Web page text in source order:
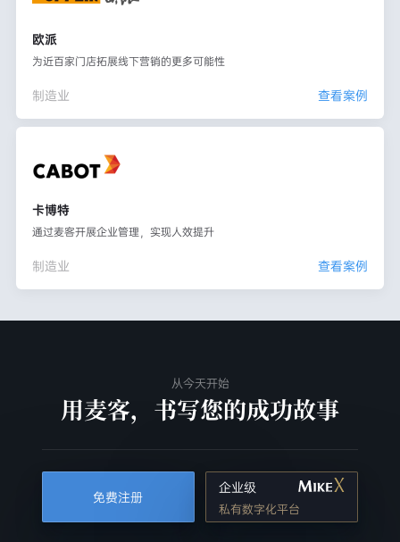
欧派
为近百家门店拓展线下营销的更多可能性
制造业 查看案例
卡博特
通过麦客开展企业管理，实现人效提升
制造业 查看案例
从今天开始
用麦客，书写您的成功故事
免费注册
企业级
私有数字化平台